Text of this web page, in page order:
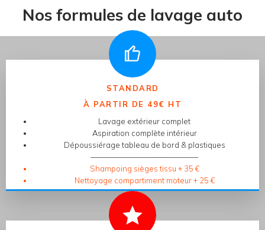
Nos formules de lavage auto
STANDARD
À PARTIR DE 49€ HT
Lavage extérieur complet
Aspiration complète intérieur
Dépoussiérage tableau de bord & plastiques
——————————————
Shampoing sièges tissu + 35 €
Nettoyage compartiment moteur + 25 €